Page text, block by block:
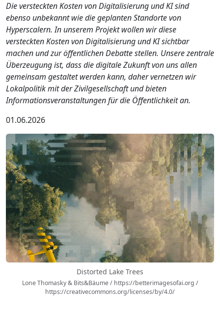
Die versteckten Kosten von Digitalisierung und KI sind
ebenso unbekannt wie die geplanten Standorte von
Hyperscalern. In unserem Projekt wollen wir diese
versteckten Kosten von Digitalisierung und KI sichtbar
machen und zur öffentlichen Debatte stellen. Unsere zentrale
Überzeugung ist, dass die digitale Zukunft von uns allen
gemeinsam gestaltet werden kann, daher vernetzen wir
Lokalpolitik mit der Zivilgesellschaft und bieten
Informationsveranstaltungen für die Öffentlichkeit an.
01.06.2026
Distorted Lake Trees
Lone Thomasky & Bits&Bäume / https://betterimagesofai.org /
https://creativecommons.org/licenses/by/4.0/